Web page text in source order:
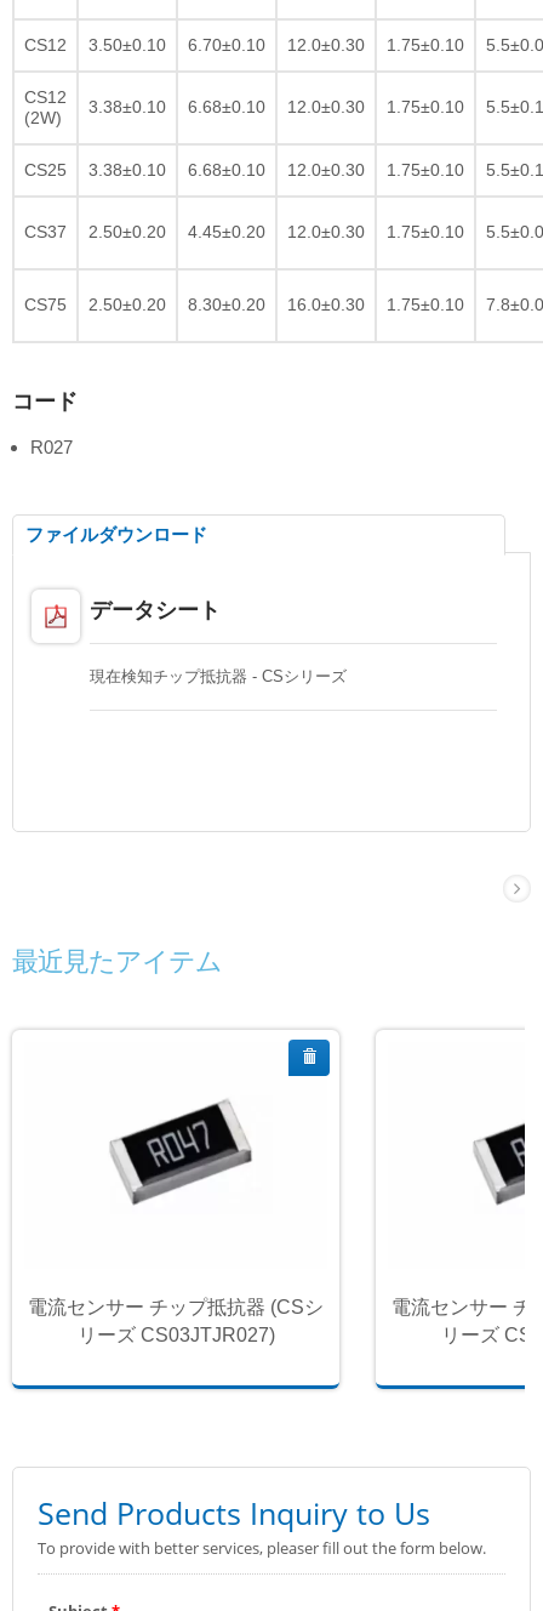
CS12 3.50±0.10 6.70±0.10 12.0±0.30 1.75±0.10
CS12
(2W)
3.38±0.10 6.68±0.10 12.0±0.30 1.75±0.10
CS25 3.38±0.10 6.68±0.10 12.0±0.30 1.75±0.10
CS37 2.50±0.20 4.45±0.20 12.0±0.30 1.75±0.10
CS75 2.50±0.20 8.30±0.20 16.0±0.30 1.75±0.10
コード
R027
ファイルダウンロード
データシート
現在検知チップ抵抗器 - CSシリーズ
最近見たアイテム
電流センサー チップ抵抗器 (CSシ
リーズ CS03JTJR027)
電流センサー チ
リーズ